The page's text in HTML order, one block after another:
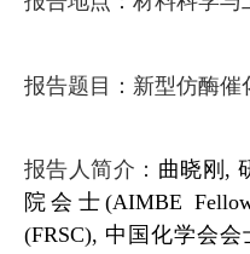
报告题目：新型仿酶
报告人简介： 曲晓刚,
院会士(AIMBE
(FRSC), 中国化学会会